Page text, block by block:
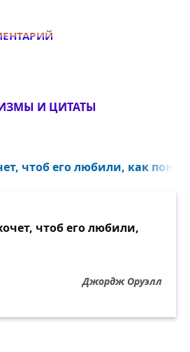
И ЦИТАТЫ
чтоб его любили, как
чтоб его любили,
Джордж Оруэлл